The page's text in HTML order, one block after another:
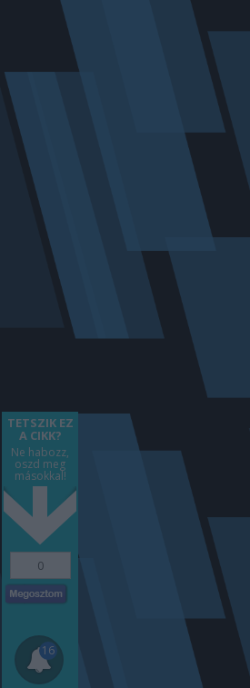
TETSZIK EZ
A CIKK?
Ne habozz,
oszd meg
másokkal!
0
16